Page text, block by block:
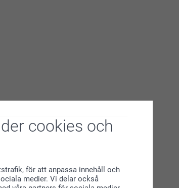
cookies och
för att anpassa innehåll och
medier. Vi delar också